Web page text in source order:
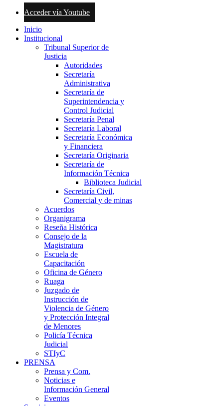
Acceder vía Youtube
Inicio
Institucional
Tribunal Superior de
Justicia
Autoridades
Secretaría
Administrativa
Secretaría de
Superintendencia y
Control Judicial
Secretaría Penal
Secretaría Laboral
Secretaría Económica
y Financiera
Secretaría Originaria
Secretaría de
Información Técnica
Biblioteca Judicial
Secretaría Civil,
Comercial y de minas
Acuerdos
Organigrama
Reseña Histórica
Consejo de la
Magistratura
Escuela de
Capacitación
Oficina de Género
Ruaga
Juzgado de
Instrucción de
Violencia de Género
y Protección Integral
de Menores
Policía Técnica
Judicial
STIyC
PRENSA
Prensa y Com.
Noticias e
Información General
Eventos